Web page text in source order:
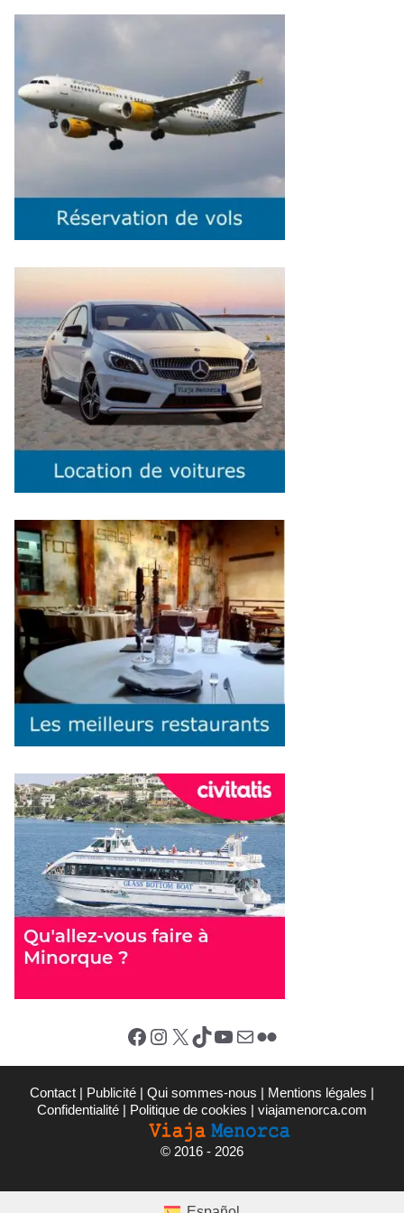
Facebook Instagram X (Twitter) TikTok YouTube E-mail Flickr
Contact | Publicité | Qui sommes-nous | Mentions légales |
Confidentialité | Politique de cookies | viajamenorca.com
© 2016 - 2026